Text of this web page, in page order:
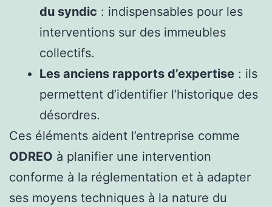
du syndic : indispensables pour les
interventions sur des immeubles
collectifs.
Les anciens rapports d’expertise : ils
permettent d’identifier l’historique des
désordres.
Ces éléments aident l’entreprise comme
ODREO à planifier une intervention
conforme à la réglementation et à adapter
ses moyens techniques à la nature du